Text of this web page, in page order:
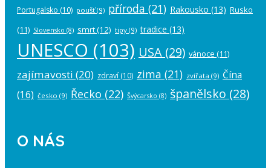
Portugalsko (10) poušť(9) příroda (21) Rakousko (13) Rusko
(11) Slovensko (8) smrt(12) tipy (9) tradice (13)
UNESCO (103) USA (29) vánoce (11)
zajímavosti (20) zdraví (10) zima (21) zvířata (9) Čína
(16) česko (9) Řecko (22) Švýcarsko (8) španělsko (28)
O NÁS